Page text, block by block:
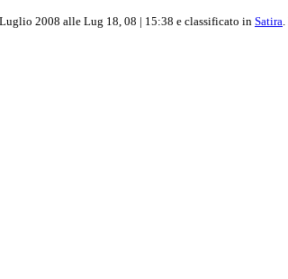
2008 alle Lug 18, 08 | 15:38 e classificato in Satira